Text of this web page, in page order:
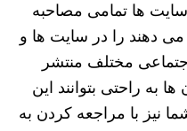
ها تمامی مصاحبه
می دهند را در سایت ها و
مختلف منتشر
به راحتی بتوانند این
نیز با مراجعه کردن به